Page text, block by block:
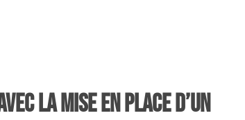
la mise en place d’un